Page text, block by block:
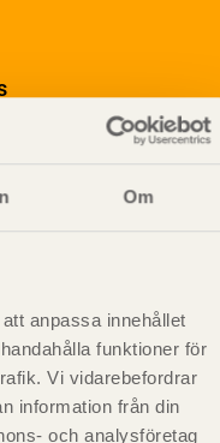
Om
anpassa innehållet
funktioner för
Vi vidarebefordrar
information från din
och analysföretag